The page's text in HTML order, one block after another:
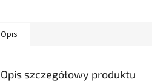
Opis
Opis szczegółowy produktu